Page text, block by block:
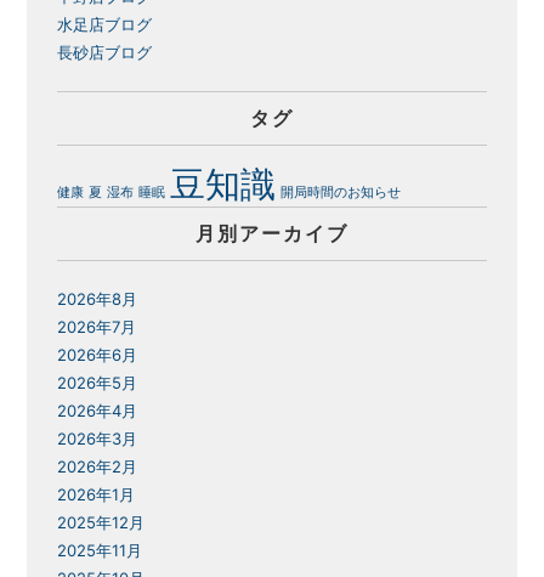
水足店ブログ
長砂店ブログ
タグ
健康 夏 湿布 睡眠 豆知識 開局時間のお知らせ
月別アーカイブ
2026年8月
2026年7月
2026年6月
2026年5月
2026年4月
2026年3月
2026年2月
2026年1月
2025年12月
2025年11月